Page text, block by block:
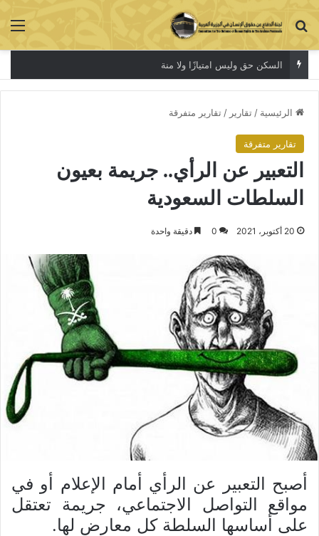
بحث عن
السكن حق وليس امتيازًا ولا منة
الرئيسية / تقارير / تقارير متفرقة
تقارير متفرقة
التعبير عن الرأي.. جريمة بعيون
السلطات السعودية
20 أكتوبر، 2021 0 دقيقة واحدة
أصبح التعبير عن الرأي أمام الإعلام أو في
مواقع التواصل الاجتماعي، جريمة تعتقل
على أساسها السلطة كل معارض لها.